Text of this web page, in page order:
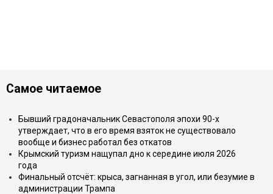
Самое читаемое
Бывший градоначальник Севастополя эпохи 90-х
утверждает, что в его время взяток не существовало
вообще и бизнес работал без откатов
Крымский туризм нащупал дно к середине июля 2026
года
Финальный отсчёт: крыса, загнанная в угол, или безумие в
администрации Трампа